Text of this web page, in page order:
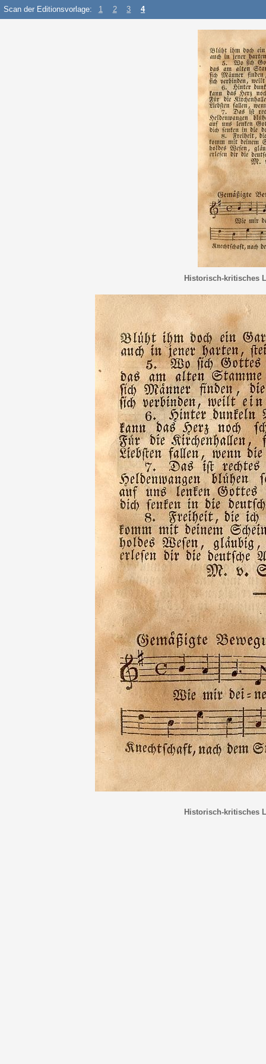
Scan der Editionsvorlage: 1 2 3 4
Historisch-kritisches
Historisch-kritisches